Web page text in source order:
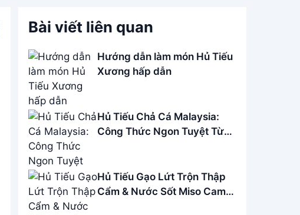
Bài viết liên quan
Hướng dẫn làm món Hủ Tiếu
Xương hấp dẫn
Hủ Tiếu Chả Cá Malaysia:
Công Thức Ngon Tuyệt Từ
Hủ Tiếu Gạo Lứt Trộn Thập
Cẩm & Nước Sốt Miso Cam -